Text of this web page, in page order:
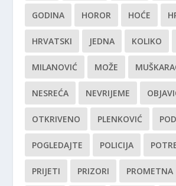
GODINA HOROR HOĆE
HRVATSKI JEDNA KOLIKO
MILANOVIĆ MOŽE
NESREĆA NEVRIJEME
OTKRIVENO PLENKOVIĆ
POGLEDAJTE POLICIJA
PRIJETI PRIZORI PROMETNA